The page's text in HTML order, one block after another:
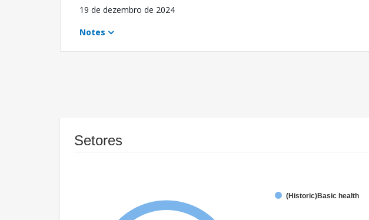
19 de dezembro de 2024
Notes
Setores
(Historic)Basic health